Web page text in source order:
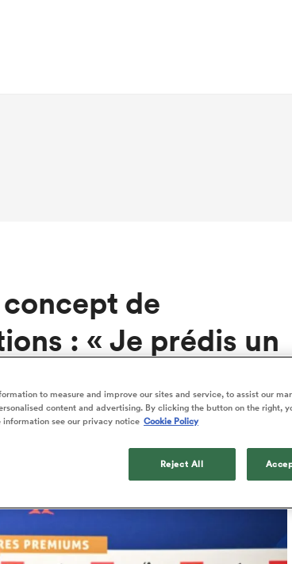
de
: « Je prédis un
»
Published: 2 Juillet 2026 07:26 PDT
to measure and improve our sites and service, to assist our
content and advertising. By clicking the button on the right,
see our privacy notice Cookie Policy
Reject All